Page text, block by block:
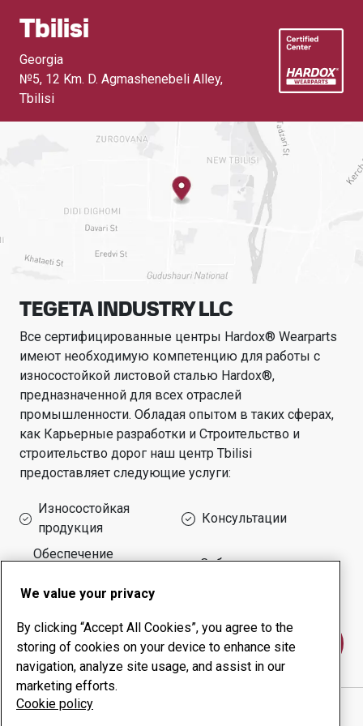
Tbilisi
Georgia
№5, 12 Km. D. Agmashenebeli Alley,
Tbilisi
TEGETA INDUSTRY LLC
Все сертифицированные центры Hardox® Wearparts
имеют необходимую компетенцию для работы с
износостойкой листовой сталью Hardox®,
предназначенной для всех отраслей
промышленности. Обладая опытом в таких сферах,
как Карьерные разработки и Строительство и
строительство дорог наш центр Tbilisi
предоставляет следующие услуги:
Износостойкая
продукция
Консультации
Обеспечение
оборудования
Собственное
Свяжитесь с нами
TEGETA INDUSTRY LLC
We value your privacy
By clicking “Accept All Cookies”, you agree to the
storing of cookies on your device to enhance site
navigation, analyze site usage, and assist in our
marketing efforts.
Cookie policy